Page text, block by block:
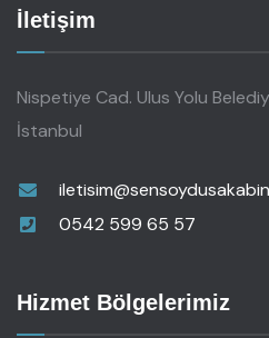
İletişim
Nispetiye Cad. Ulus Yolu
İstanbul
0542 599 65 57
Hizmet Bölgelerimiz